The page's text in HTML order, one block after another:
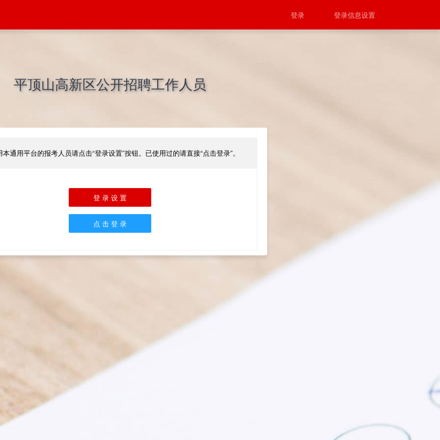
登录 登录信息设置
平顶山高新区公开招聘工作人员
通用平台的报考人员请点击“登录设置”按钮。已使用过的请直接“点击登录”。
登 录 设 置
点 击 登 录